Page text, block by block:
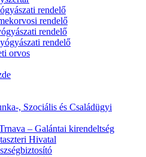
rendelő
rendelő
rendelő
rendelő
orvos
, Szociális és Családügyi
– Galántai kirendeltség
Hivatal